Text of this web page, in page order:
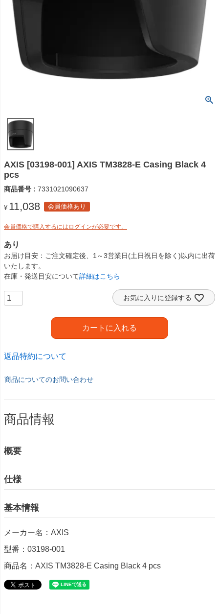
AXIS [03198-001] AXIS TM3828-E Casing Black 4
pcs
商品番号 7331021090637
¥ 11,038 会員価格あり
会員価格で購入するにはログインが必要です。
あり
お届け目安
ご注文確定後、1～3営業日(土日祝日を除く)以内に出荷
いたします。
在庫・発送目安について詳細はこちら
お気に入りに登録する
カートに入れる
返品特約について
商品についてのお問い合わせ
商品情報
概要
仕様
基本情報
メーカー名：AXIS
型番：03198-001
商品名：AXIS TM3828-E Casing Black 4 pcs